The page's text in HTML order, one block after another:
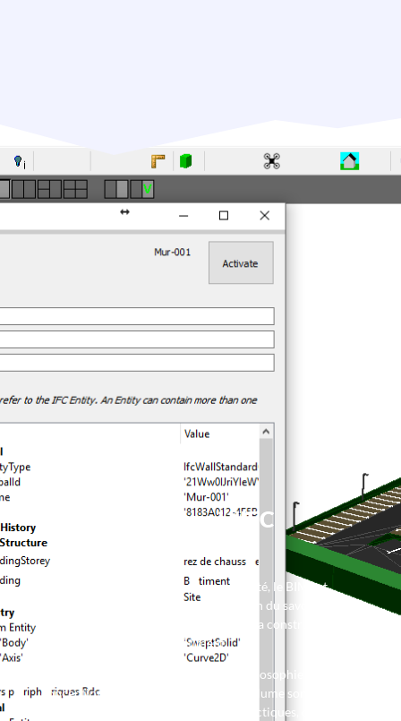
Pourquoi l'IFC
Créé afin de gagner en productivité, le BIM est
essentiellement basé sur la capitalisation du savoir-faire de
tous les acteurs intervenants autour de la construction d’un
bâtiment.
cadwork a toujours adopté cette philosophie BIM de
conception intelligente, où à chaque volume sont associés
des informations géométriques, productiques, ou encore